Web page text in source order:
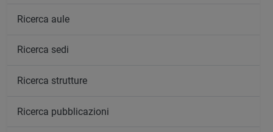
Ricerca aule
Ricerca sedi
Ricerca strutture
Ricerca pubblicazioni